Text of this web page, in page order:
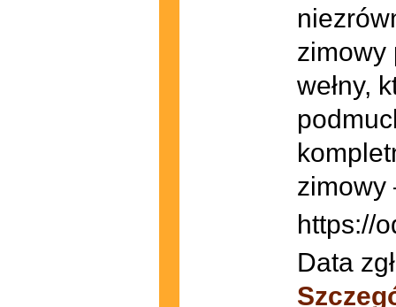
zimowy
wełny,
zimowy
https://
Data